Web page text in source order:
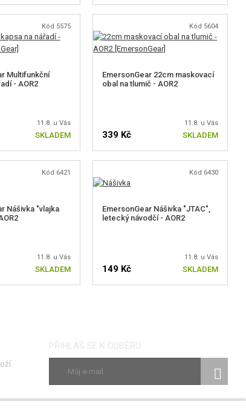
Kód 5575
Multifunkční
- AOR2
11.8. u Vás
SKLADEM
Kód 5604
EmersonGear 22cm maskovací
obal na tlumič - AOR2
11.8. u Vás
339 Kč SKLADEM
Kód 6421
Nášivka "vlajka
11.8. u Vás
SKLADEM
Kód 6430
EmersonGear Nášivka "JTAC",
letecký návodčí - AOR2
11.8. u Vás
149 Kč SKLADEM
PŘIHLAŠ SE K ODBĚRU